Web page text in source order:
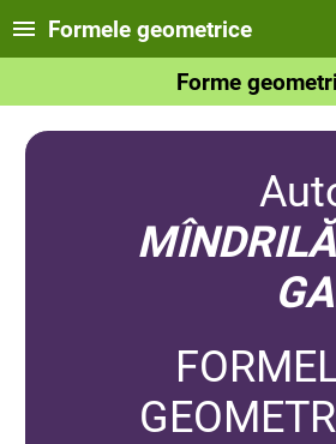
Formele geometrice
Forme